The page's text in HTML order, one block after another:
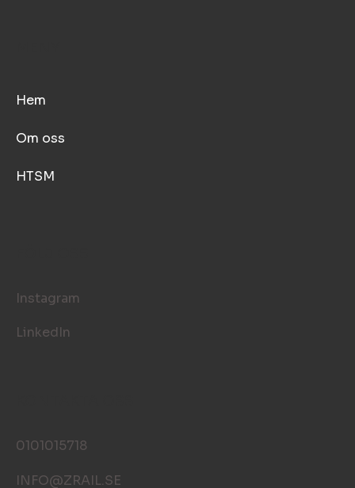
Hem
Om oss
HTSM
Instagram
LinkedIn
0101015718
INFO@ZRAIL.SE